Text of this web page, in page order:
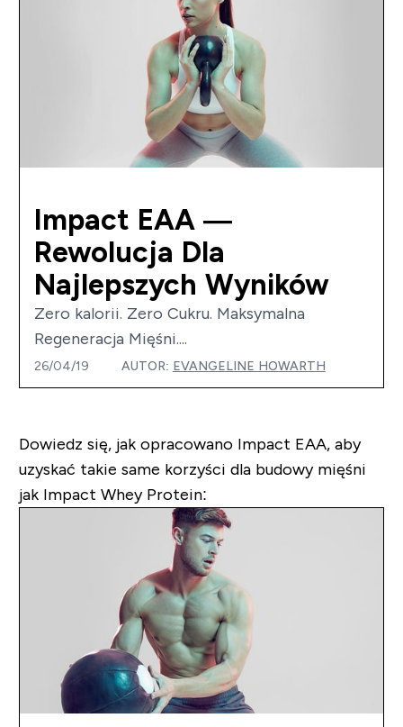
Impact EAA —
Rewolucja Dla
Najlepszych Wyników
Zero kalorii. Zero Cukru. Maksymalna
Regeneracja Mięśni....
26/04/19 AUTOR: EVANGELINE HOWARTH
Dowiedz się, jak opracowano Impact EAA, aby
uzyskać takie same korzyści dla budowy mięśni
jak Impact Whey Protein: